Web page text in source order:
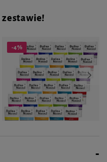
zestawie!
-4%